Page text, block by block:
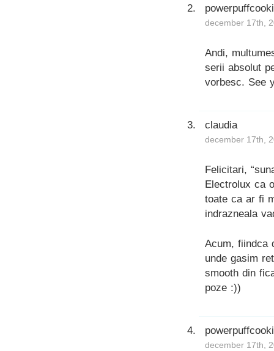
december 17th,
Andi,
serii absolut
vorbesc. See
claudia
december 17th,
Felicitari,
Electrolux ca
toate ca ar fi
indrazneala
Acum, fiindca
unde gasim
smooth din
poze :))
december 17th,